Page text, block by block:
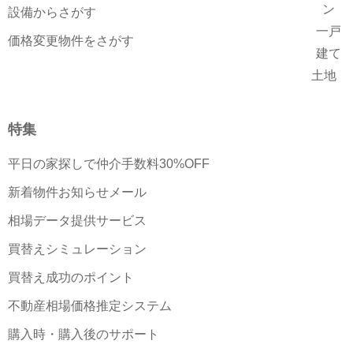
設備からさがす
価格変更物件をさがす
ン
一戸
建て
土地
特集
平日の家探しで仲介手数料30%OFF
新着物件お知らせメール
相場データ提供サービス
買替えシミュレーション
買替え成功のポイント
不動産相場価格推定システム
購入時・購入後のサポート